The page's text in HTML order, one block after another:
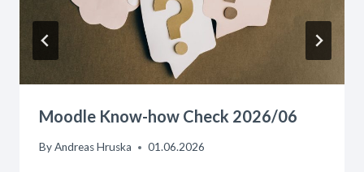
Moodle Know-how Check 2026/06
ByAndreas Hruska 01.06.2026